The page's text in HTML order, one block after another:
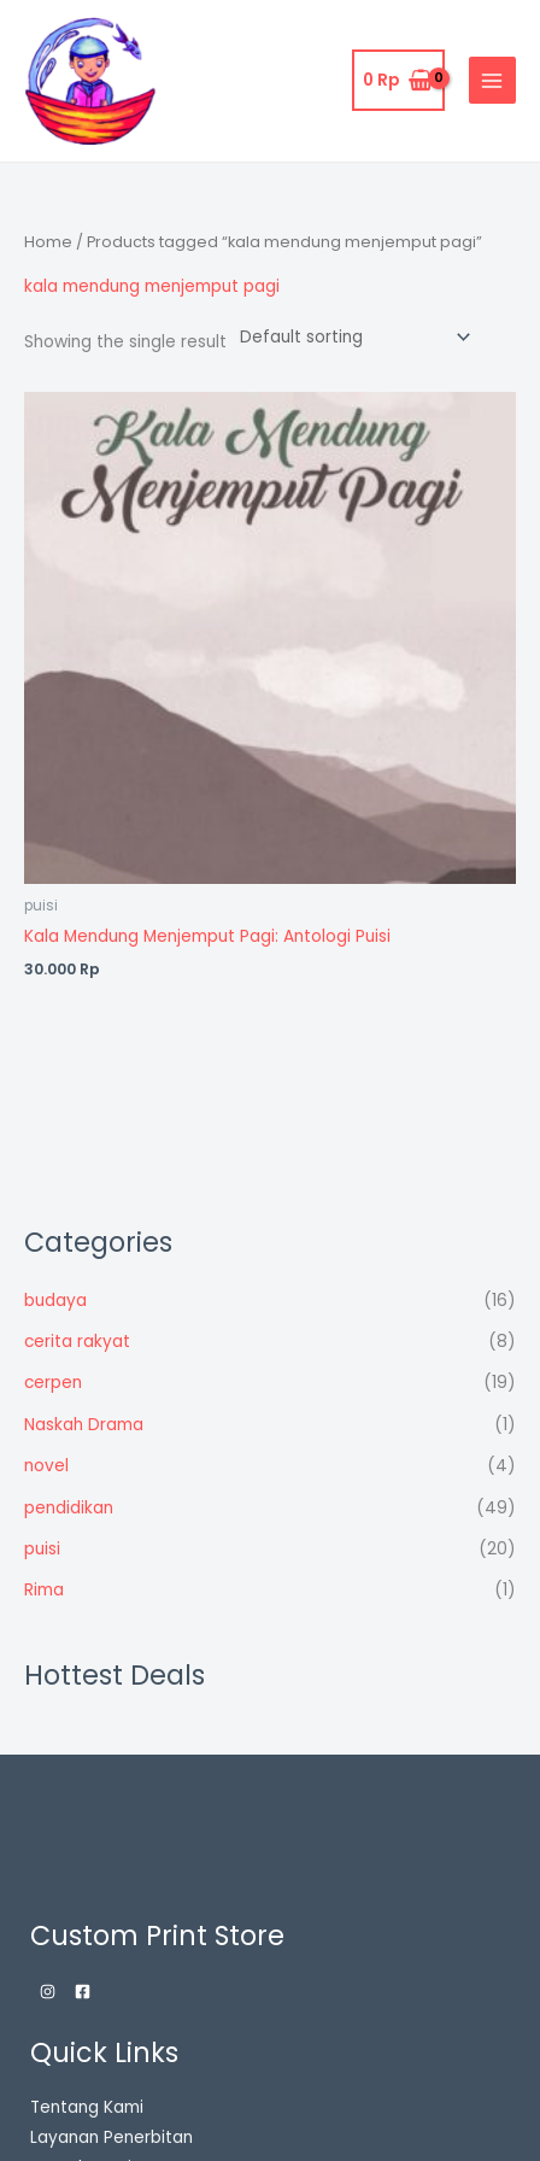
content
0 Rp
Categories
budaya
(16)
cerita rakyat
(8)
cerpen
(19)
Naskah Drama
(1)
novel
(4)
pendidikan
(49)
puisi
(20)
Rima
(1)
Hottest Deals
Home / Products tagged “kala mendung menjemput pagi”
kala mendung menjemput pagi
Showing the single result
puisi
Kala Mendung Menjemput Pagi: Antologi Puisi
30.000 Rp
Custom Print Store
Quick Links
Tentang Kami
Layanan Penerbitan